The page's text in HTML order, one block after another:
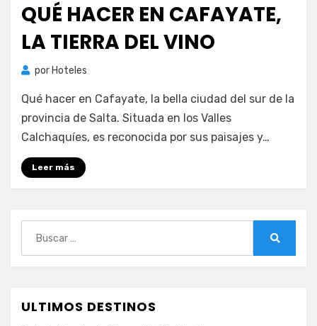
QUÉ HACER EN CAFAYATE,
LA TIERRA DEL VINO
por Hoteles
Qué hacer en Cafayate, la bella ciudad del sur de la
provincia de Salta. Situada en los Valles
Calchaquíes, es reconocida por sus paisajes y…
Leer más
ULTIMOS DESTINOS